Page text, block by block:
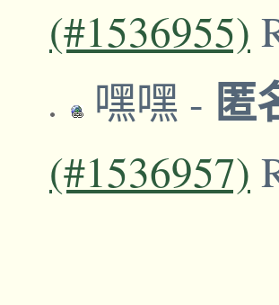
(#1536955)
嘿嘿 - 匿
(#1536957)